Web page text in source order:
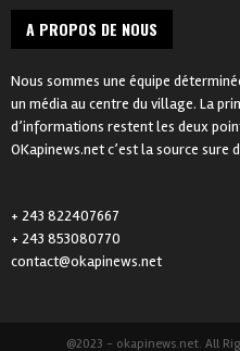
A PROPOS DE NOUS
Nous sommes une équipe
un média au centre du village. La
d’informations restent les deux
OKapinews.net c’est la source sure
+ 243 822407667
+ 243 853080770
contact@okapinews.net
@2023 - okapinews.net. All